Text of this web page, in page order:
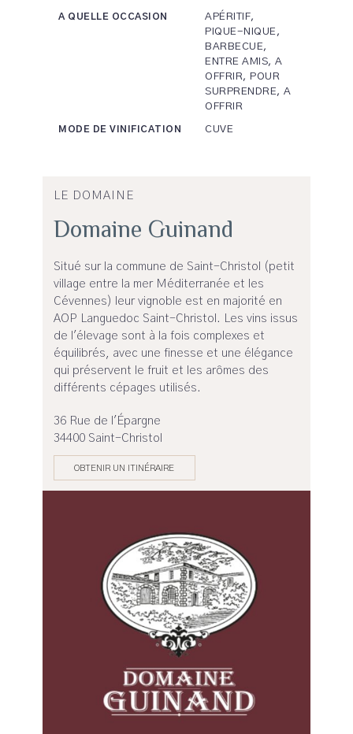
A QUELLE OCCASION
APÉRITIF,
PIQUE-NIQUE,
BARBECUE,
ENTRE AMIS, A
OFFRIR, POUR
SURPRENDRE, A
OFFRIR
MODE DE VINIFICATION CUVE
LE DOMAINE
Domaine Guinand
Situé sur la commune de Saint-Christol (petit
village entre la mer Méditerranée et les
Cévennes) leur vignoble est en majorité en
AOP Languedoc Saint-Christol. Les vins issus
de l'élevage sont à la fois complexes et
équilibrés, avec une finesse et une élégance
qui préservent le fruit et les arômes des
différents cépages utilisés.
36 Rue de l'Épargne
34400 Saint-Christol
OBTENIR UN ITINÉRAIRE